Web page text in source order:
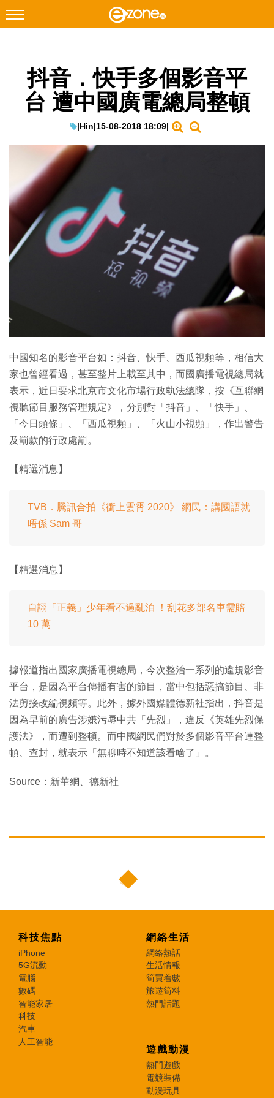
Facebook Instagram
科技焦點
遊戲動漫
教學評測
EduTech
IT Times
生成式AI與雲端應用
Enterprise Digital Transformation
抖音．快手多個影音平
台 遭中國廣電總局整頓
|Hin|15-08-2018 18:09|
中國知名的影音平台如：抖音、快手、西瓜視頻等，相信大
家也曾經看過，甚至整片上載至其中，而國廣播電視總局就
表示，近日要求北京市文化市場行政執法總隊，按《互聯網
視聽節目服務管理規定》，分別對「抖音」、「快手」、
「今日頭條」、「西瓜視頻」、「火山小視頻」，作出警告
及罰款的行政處罰。
【精選消息】
TVB．騰訊合拍《衝上雲霄 2020》 網民：講國語就
唔係 Sam 哥
【精選消息】
自詡「正義」少年看不過亂泊 ！刮花多部名車需賠
10 萬
據報道指出國家廣播電視總局，今次整治一系列的違規影音
平台，是因為平台傳播有害的節目，當中包括惡搞節目、非
法剪接改編視頻等。此外，據外國媒體德新社指出，抖音是
因為早前的廣告涉嫌污辱中共「先烈」，違反《英雄先烈保
護法》，而遭到整頓。而中國網民們對於多個影音平台連整
頓、查封，就表示「無聊時不知道該看啥了」。
Source：新華網、德新社
科技焦點
iPhone
5G流動
電腦
數碼
智能家居
科技
汽車
人工智能
網絡生活
網絡熱話
生活情報
筍買着數
旅遊筍料
熱門話題
遊戲動漫
熱門遊戲
電競裝備
動漫玩具